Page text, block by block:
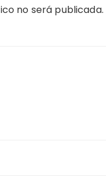
no será publicada.